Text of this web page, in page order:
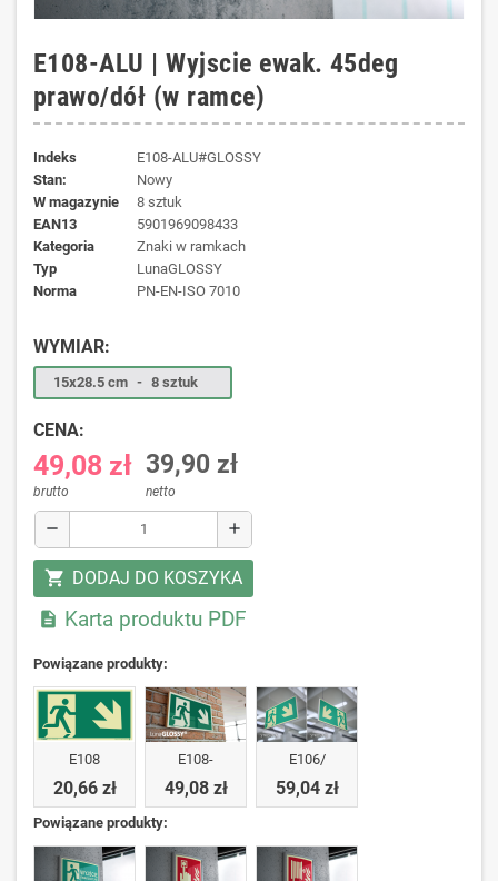
E108-ALU | Wyjscie ewak. 45deg
prawo/dół (w ramce)
Indeks
E108-ALU#GLOSSY
Stan:
Nowy
W magazynie
8 sztuk
EAN13
5901969098433
kategoria
Znaki w ramkach
typ
LunaGLOSSY
norma
PN-EN-ISO 7010
WYMIAR:
15x28.5 cm - 8 sztuk
CENA:
49,08 zł
brutto
39,90 zł
netto
remove add
shopping_cart DODAJ DO KOSZYKA
 Karta produktu PDF
Powiązane produkty:
E108
20,66 zł
E108-
49,08 zł
E106/
59,04 zł
Powiązane produkty: